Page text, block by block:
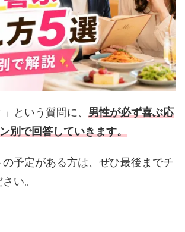
という質問に、 男性が必ず喜ぶ応
別で回答していきます。
予定がある方は、ぜひ最後までチ
い。